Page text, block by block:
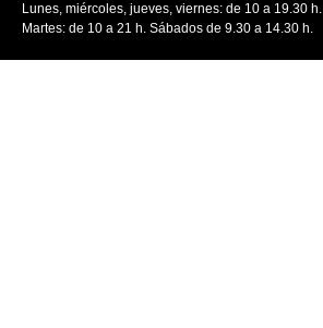
Lunes, miércoles, jueves, viernes: de 10 a 19.30 h.
Martes: de 10 a 21 h. Sábados de 9.30 a 14.30 h.